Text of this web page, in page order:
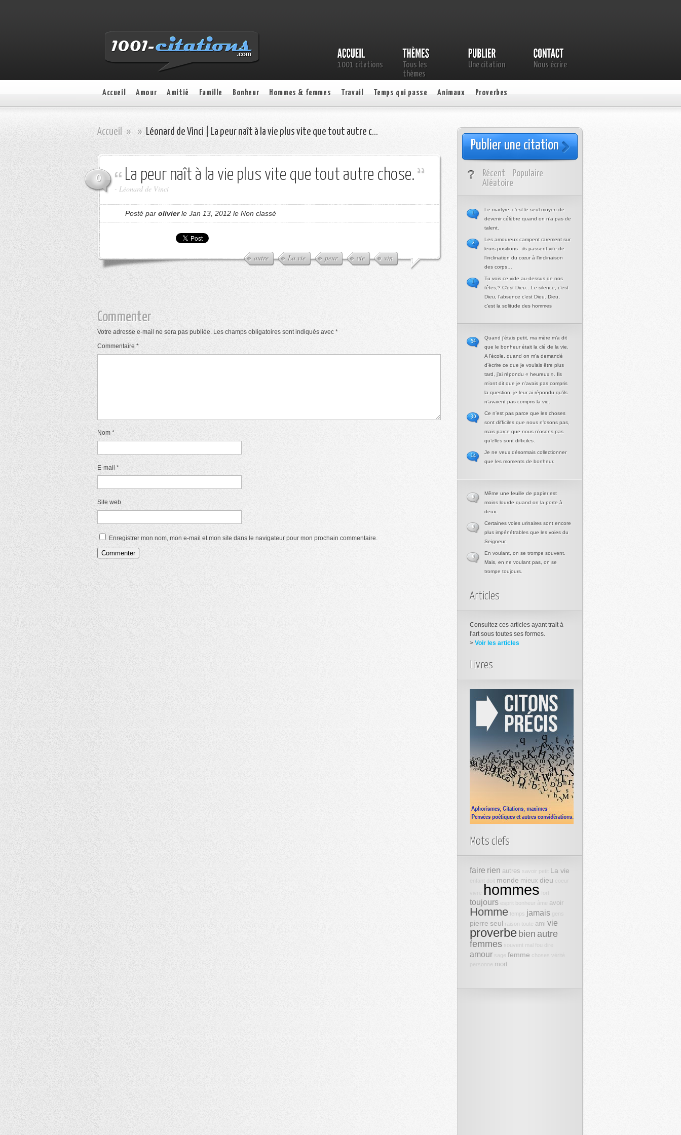
1001 citations
Tous les
thèmes
Une citation Nous écrire
Accueil Amour Amitié Famille Bonheur Hommes & femmes Travail Temps qui passe Animaux Proverbes
Accueil » » Léonard de Vinci | La peur naît à la vie plus vite que tout autre c…
0 La peur naît à la vie plus vite que tout autre chose.
- Léonard de Vinci
Posté par olivierle Jan 13, 2012 le Non classé
autre La vie peur vie vin
Commenter
Votre adresse e-mail ne sera pas publiée. Les champs obligatoires sont indiqués avec *
Commentaire *
Nom *
E-mail *
Site web
Enregistrer mon nom, mon e-mail et mon site dans le navigateur pour mon prochain commentaire.
Publier une citation
Récent
Populaire
Aléatoire
Le martyre, c’est le seul moyen de
devenir célèbre quand on n’a pas de
talent.
1
Les amoureux campent rarement sur
leurs positions : ils passent vite de
l’inclination du cœur à l’inclinaison
des corps…
2
Tu vois ce vide au-dessus de nos
têtes,? C’est Dieu…Le silence, c’est
Dieu, l’absence c’est Dieu. Dieu,
c’est la solitude des hommes
1
Quand j’étais petit, ma mère m’a dit
que le bonheur était la clé de la vie.
A l’école, quand on m’a demandé
d’écrire ce que je voulais être plus
tard, j’ai répondu « heureux ». Ils
m’ont dit que je n’avais pas compris
la question, je leur ai répondu qu’ils
n’avaient pas compris la vie.
54
Ce n’est pas parce que les choses
sont difficiles que nous n’osons pas,
mais parce que nous n’osons pas
qu’elles sont difficiles.
30
Je ne veux désormais collectionner
que les moments de bonheur.
14
Même une feuille de papier est
moins lourde quand on la porte à
deux.
0
Certaines voies urinaires sont encore
plus impénétrables que les voies du
Seigneur.
0
En voulant, on se trompe souvent.
Mais, en ne voulant pas, on se
trompe toujours.
0
Articles
Consultez ces articles ayant trait à
l'art sous toutes ses formes.
> Voir les articles
Livres
Mots clefs
faire rien autres savoir petit La vie
doit monde mieux dieu
hommes fort
toujours esprit bonheur âme avoir
Homme temps jamais
pierre seul raison toute ami vie
proverbe bien autre
femmes souvent mal fou dire
amour sage femme choses
mort